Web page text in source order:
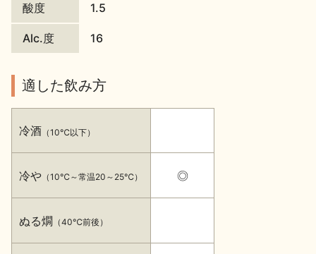
地酒・イベント情報
イベント情報TOP
酸度 1.5
Alc.度 16
適した飲み方
冷酒 （10℃以下）
冷や （10℃～常温20～25℃）
ぬる燗 （40℃前後）
◎